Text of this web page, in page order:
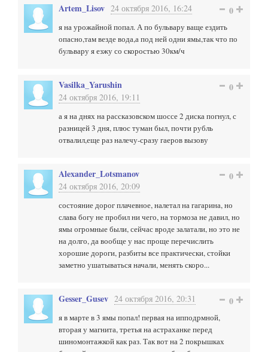
Artem_Lisov 24 октября 2016, 16:24 0
я на урожайной попал. А по бульвару ваще ездить
опасно,там везде вода,а под ней одни ямы,так что по
бульвару я езжу со скоростью 30км/ч
Vasilka_Yarushin
24 октября 2016, 19:11
0
а я на днях на рассказовском шоссе 2 диска погнул, с
разницей 3 дня, плюс туман был, почти рубль
отвалил,еще раз налечу-сразу гаеров вызову
Alexander_Lotsmanov
24 октября 2016, 20:09
0
состояние дорог плачевное, налетал на гагарина, но
слава богу не пробил ни чего, на тормоза не давил, но
ямы огромные были, сейчас вроде залатали, но это не
на долго, да вообще у нас проще перечислить
хорошие дороги, разбиты все практически, стойки
заметно ушатываться начали, менять скоро...
Gesser_Gusev 24 октября 2016, 20:31 0
я в марте в 3 ямы попал! первая на ипподрмной,
вторая у магнита, третья на астраханке перед
шиномонтажкой как раз. Так вот на 2 покрышках